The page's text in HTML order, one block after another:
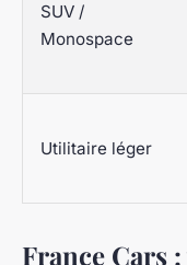
SUV /
Monospace
Utilitaire léger
France Cars